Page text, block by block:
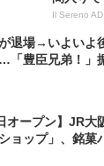
Il Sereno AD
退場→いよいよ
「豊臣兄弟！」
オープン】JR大
ショップ」、銘菓